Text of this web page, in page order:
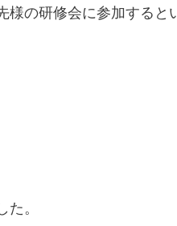
様の研修会に参加すると
。